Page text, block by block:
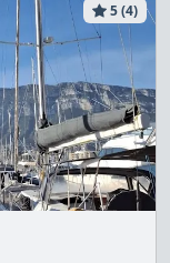
5 (4)